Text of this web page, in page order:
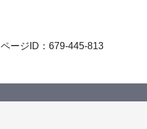
ページID：679-445-813